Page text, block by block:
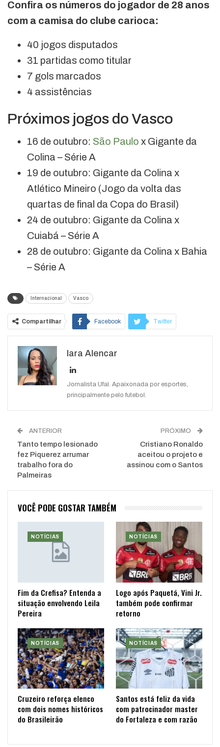
Confira os números do jogador de 28 anos
com a camisa do clube carioca:
40 jogos disputados
31 partidas como titular
7 gols marcados
4 assistências
Próximos jogos do Vasco
16 de outubro: São Paulo x Gigante da
Colina – Série A
19 de outubro: Gigante da Colina x
Atlético Mineiro (Jogo da volta das
quartas de final da Copa do Brasil)
24 de outubro: Gigante da Colina x
Cuiabá – Série A
28 de outubro: Gigante da Colina x Bahia
– Série A
Internacional Vasco
Compartilhar Facebook Twitter
WhatsApp
Iara Alencar
Jornalista Ufal. Apaixonada por esportes,
principalmente pelo futebol.
ANTERIOR
Tanto tempo lesionado
fez Piquerez arrumar
trabalho fora do
Palmeiras
PRÓXIMO
Cristiano Ronaldo
aceitou o projeto e
assinou com o Santos
VOCÊ PODE GOSTAR TAMBÉM
NOTÍCIAS
Fim da Crefisa? Entenda a
situação envolvendo Leila
Pereira
NOTÍCIAS
Logo após Paquetá, Vini Jr.
também pode confirmar
retorno
NOTÍCIAS
Cruzeiro reforça elenco
com dois nomes históricos
do Brasileirão
NOTÍCIAS
Santos está feliz da vida
com patrocinador master
do Fortaleza e com razão